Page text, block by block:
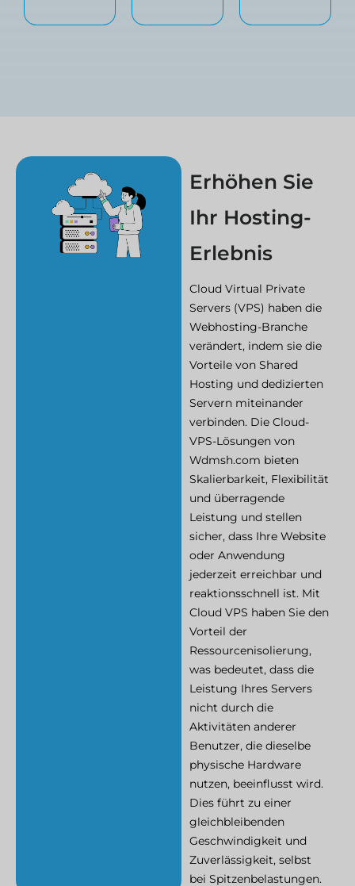
Erhöhen Sie
Ihr Hosting-
Erlebnis
Cloud Virtual Private
Servers (VPS) haben die
Webhosting-Branche
verändert, indem sie die
Vorteile von Shared
Hosting und dedizierten
Servern miteinander
verbinden. Die Cloud-
VPS-Lösungen von
Wdmsh.com bieten
Skalierbarkeit, Flexibilität
und überragende
Leistung und stellen
sicher, dass Ihre Website
oder Anwendung
jederzeit erreichbar und
reaktionsschnell ist. Mit
Cloud VPS haben Sie den
Vorteil der
Ressourcenisolierung,
was bedeutet, dass die
Leistung Ihres Servers
nicht durch die
Aktivitäten anderer
Benutzer, die dieselbe
physische Hardware
nutzen, beeinflusst wird.
Dies führt zu einer
gleichbleibenden
Geschwindigkeit und
Zuverlässigkeit, selbst
bei Spitzenbelastungen.